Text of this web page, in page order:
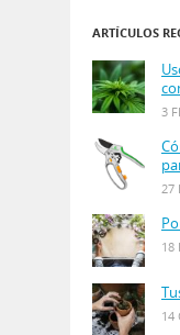
ARTÍCULOS
3
27
18
14